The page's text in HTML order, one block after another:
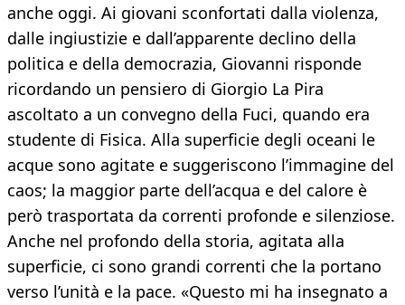
anche oggi. Ai giovani sconfortati dalla violenza,
dalle ingiustizie e dall’apparente declino della
politica e della democrazia, Giovanni risponde
ricordando un pensiero di Giorgio La Pira
ascoltato a un convegno della Fuci, quando era
studente di Fisica. Alla superficie degli oceani le
acque sono agitate e suggeriscono l’immagine del
caos; la maggior parte dell’acqua e del calore è
però trasportata da correnti profonde e silenziose.
Anche nel profondo della storia, agitata alla
superficie, ci sono grandi correnti che la portano
verso l’unità e la pace. «Questo mi ha insegnato a